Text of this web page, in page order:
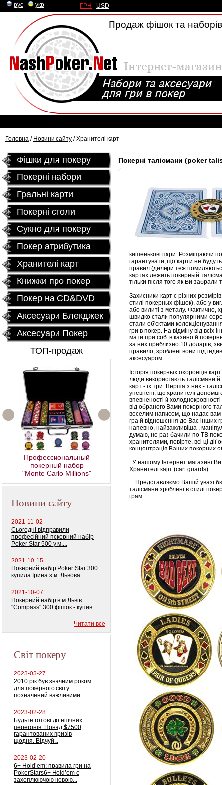
рус укр ГРН USD
Продаж фішок та
Головна / Новини сайту / Хранителі карт
Фішки для покеру
Покерні набори
Гральні карти
Покернi столи
Сукно для покеру
Покер атрибутика
Хранителі карт
Книжки про покер
Покер на CD&DVD
Аксесуари Блекджек
Аксесуари Покер
ТОП-продаж
Профессиональный
покерный набор
"Monte Carlo Millions"
Профессиональный
покерный набор
"Poker Star" 500
Новини сайту
2021-11-02
Сьогодні відправили
професійний покерний набір
Poker Star 500 у м....
2021-10-15
Покерний набір Poker Star 300
купила Ірина з м. Львова...
2021-10-07
Покерний набір в м Львів
"Compass" 300 фішок - купив...
Читати все
Світ покеру
2023-03-27
2010 рік був значним роком
для покерного світу
позначений важливими...
2023-02-28
Будьте готові до епічних
перегонів. Понад $7500
гарантованих призів
щодня. Відчуй...
2023-02-20
6+ Hold’em: правила гри на
PokerStars6+ Hold’em є
захоплюючою новою...
Покерні талісмани (poker
кишенькові пари. Розміщаючи
гарантувати, що карти не
правил (дилери теж
картах лежить покерный
тільки після того як Ви
Захисники карт є різних
стилі покерных фішок), або у
або вилиті з металу. Фактично,
швидко стали популярними
стали об'єктами
гри в покер. На відміну від
мати при собі в казино й
за них приблизно 10 доларів,
правило, зроблені вони під
аксесуаром.
Історія покерных охоронців
люди використають талісмани й
карт - їх три. Перша з них -
упевнені, що хранителі
впевненості й
від обраного Вами покерного
веселим написом, що надає вам
гра й відношення до Вас інших
напевно, найважливіша ,
думаю, не раз бачили по ТВ
хранителями, повірте, всі ці
концентрація Ваших покерних
У нашому Інтернет магазині
Хранителі карт (cart guards).
Представляємо Вашій увазі
талісмани зроблені в стилі
грам: